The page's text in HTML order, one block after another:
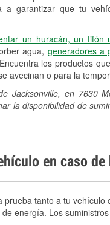
garantizar que tu
un huracán, un tifón
agua, generadores a
los productos
avecinan o para la
Jacksonville, en 7630
la disponibilidad de
en caso de
tanto a tu
energía. Los